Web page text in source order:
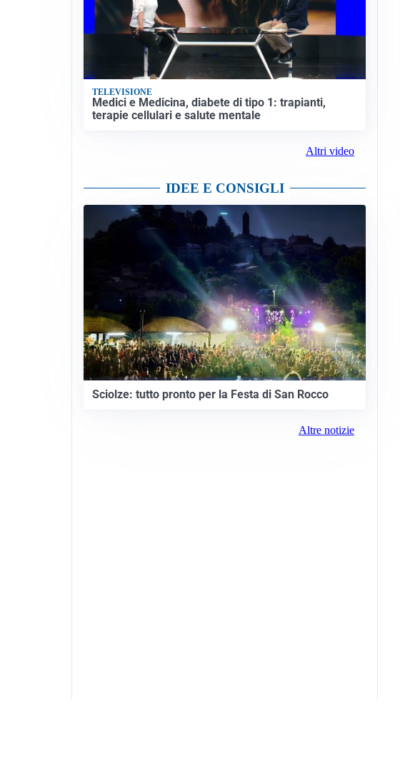
TELEVISIONE
Medici e Medicina, diabete di tipo 1: trapianti,
terapie cellulari e salute mentale
Altri video
IDEE E CONSIGLI
Sciolze: tutto pronto per la Festa di San Rocco
Altre notizie